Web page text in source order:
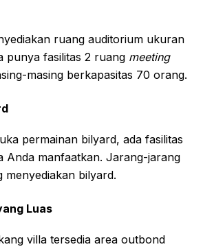
ruang auditorium ukuran
punya fasilitas 2 ruang meeting
masing berkapasitas 70 orang.
permainan bilyard, ada fasilitas
Anda manfaatkan. Jarang-jarang
menyediakan bilyard.
Luas
villa tersedia area outbond